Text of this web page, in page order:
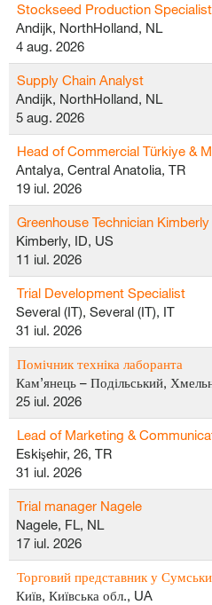
Stockseed Production Specialist
Andijk, NorthHolland, NL
4 aug. 2026
Supply Chain Analyst
Andijk, NorthHolland, NL
5 aug. 2026
Head of Commercial Türkiye &
Antalya, Central Anatolia, TR
19 iul. 2026
Greenhouse Technician Kimberly
Kimberly, ID, US
11 iul. 2026
Trial Development Specialist
Several (IT), Several (IT), IT
31 iul. 2026
Помічник техніка лаборанта
Кам’янець – Подільський,
25 iul. 2026
Lead of Marketing &
Eskişehir, 26, TR
31 iul. 2026
Trial manager Nagele
Nagele, FL, NL
17 iul. 2026
Торговий представник у
Київ, Київська обл., UA